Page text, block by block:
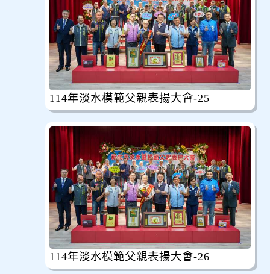
114年淡水模範父親表揚大會-25
114年淡水模範父親表揚大會-26